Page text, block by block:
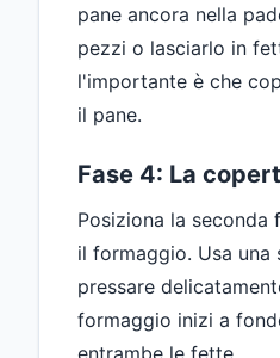
pane ancora nella
pezzi o lasciarlo in
l'importante è che
il pane.
Fase 4: La
Posiziona la seconda
il formaggio. Usa una
pressare
formaggio inizi a
entrambe le fette.